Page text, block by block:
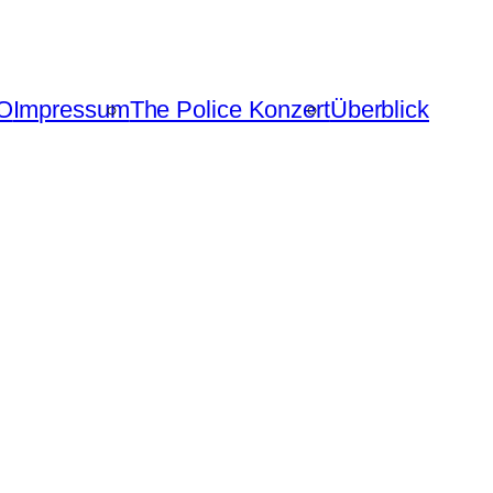
ImpressumThe Police KonzertÜberblick